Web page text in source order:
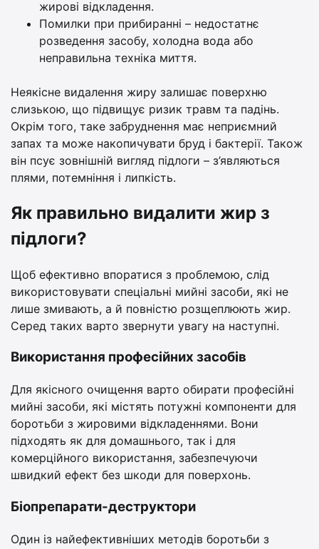
жирові відкладення.
Помилки при прибиранні – недостатнє
розведення засобу, холодна вода або
неправильна техніка миття.
Неякісне видалення жиру залишає поверхню
слизькою, що підвищує ризик травм та падінь.
Окрім того, таке забруднення має неприємний
запах та може накопичувати бруд і бактерії. Також
він псує зовнішній вигляд підлоги – з’являються
плями, потемніння і липкість.
Як правильно видалити жир з
підлоги?
Щоб ефективно впоратися з проблемою, слід
використовувати спеціальні мийні засоби, які не
лише змивають, а й повністю розщеплюють жир.
Серед таких варто звернути увагу на наступні.
Використання професійних засобів
Для якісного очищення варто обирати професійні
мийні засоби, які містять потужні компоненти для
боротьби з жировими відкладеннями. Вони
підходять як для домашнього, так і для
комерційного використання, забезпечуючи
швидкий ефект без шкоди для поверхонь.
Біопрепарати-деструктори
Один із найефективніших методів боротьби з